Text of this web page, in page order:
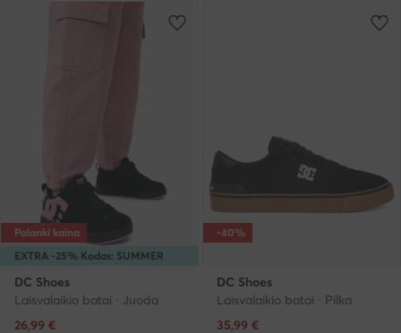
EXTRA -25% Kodas: SUMMER
Palanki kaina
DC Shoes
Laisvalaikio batai · Juoda
Dabartinė kaina
26,99 €
-40%
DC Shoes
Laisvalaikio batai · Pilka
Dabartinė kaina
35,99 €